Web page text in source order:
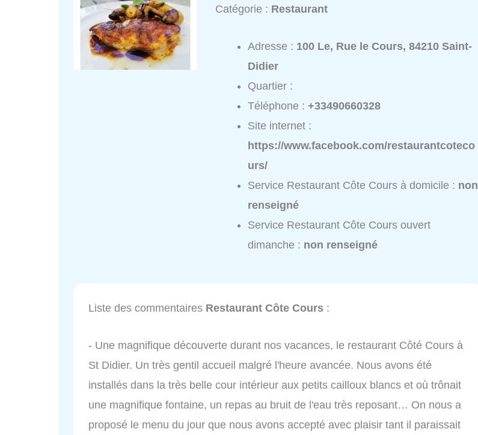
Catégorie : Restaurant
Adresse : 100 Le, Rue le Cours, 84210 Saint-
Didier
Quartier :
Téléphone :+33490660328
Site internet :
https://www.facebook.com/restaurantcoteco
urs/
Service Restaurant Côte Cours à domicile : non
renseigné
Service Restaurant Côte Cours ouvert
dimanche : non renseigné
Liste des commentaires Restaurant Côte Cours :
- Une magnifique découverte durant nos vacances, le restaurant Côté Cours à
St Didier. Un très gentil accueil malgré l'heure avancée. Nous avons été
installés dans la très belle cour intérieur aux petits cailloux blancs et où trônait
une magnifique fontaine, un repas au bruit de l'eau très reposant… On nous a
proposé le menu du jour que nous avons accepté avec plaisir tant il paraissait